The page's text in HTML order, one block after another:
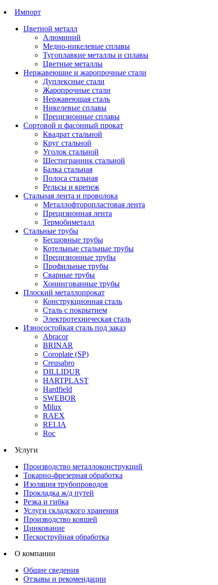
Импорт
Цветной металл
Алюминий
Медно-никелевые сплавы
Тугоплавкие металлы и сплавы
Цветные металлы
Нержавеющие и жаропрочные стали
Дуплексные стали
Жаропрочные стали
Нержавеющая сталь
Никелевые сплавы
Прецизионные сплавы
Сортовой и фасонный прокат
Квадрат стальной
Круг стальной
Уголок стальной
Шестигранник стальной
Балка стальная
Полоса стальная
Рельсы и крепеж
Стальная лента и проволока
Металлофторопластовая лента
Прецизионная лента
Термобиметалл
Стальные трубы
Бесшовные трубы
Котельные стальные трубы
Прецизионные трубы
Профильные трубы
Сварные трубы
Хонингованные трубы
Плоский металлопрокат
Конструкционная сталь
Сталь с покрытием
Электротехническая сталь
Износостойкая сталь под заказ
Abracor
BRINAR
Coroplate (SP)
Creusabro
DILLIDUR
HARTPLAST
Hardfield
SWEBOR
Milux
RAEX
RELIA
Roc
Услуги
Производство металлоконструкций
Токарно-фрезерная обработка
Изоляция трубопроводов
Прокладка ж/д путей
Резка и гибка
Услуги складского хранения
Производство ковшей
Цинкование
Пескоструйная обработка
О компании
Общие сведения
Отзывы и рекомендации